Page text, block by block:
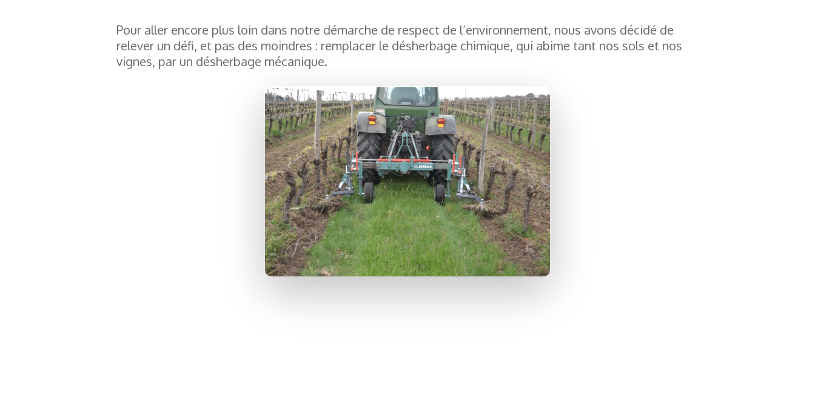
Pour aller encore plus loin dans notre démarche de respect de l’environnement, nous avons décidé de
relever un défi, et pas des moindres : remplacer le désherbage chimique, qui abime tant nos sols et nos
vignes, par un désherbage mécanique.